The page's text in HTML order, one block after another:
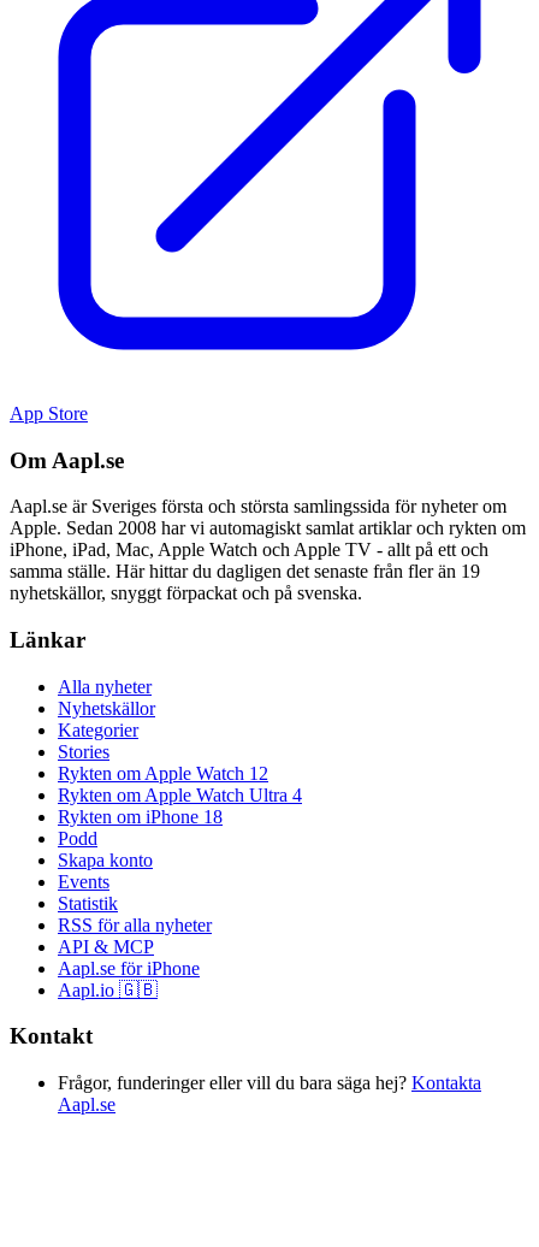
App Store
Om Aapl.se
Aapl.se är Sveriges första och största samlingssida för nyheter om
Apple. Sedan 2008 har vi automagiskt samlat artiklar och rykten om
iPhone, iPad, Mac, Apple Watch och Apple TV - allt på ett och
samma ställe. Här hittar du dagligen det senaste från fler än 19
nyhetskällor, snyggt förpackat och på svenska.
Länkar
Alla nyheter
Nyhetskällor
Kategorier
Stories
Rykten om Apple Watch 12
Rykten om Apple Watch Ultra 4
Rykten om iPhone 18
Podd
Skapa konto
Events
Statistik
RSS för alla nyheter
API & MCP
Aapl.se för iPhone
Aapl.io 🇬🇧
Kontakt
Frågor, funderinger eller vill du bara säga hej? Kontakta
Aapl.se